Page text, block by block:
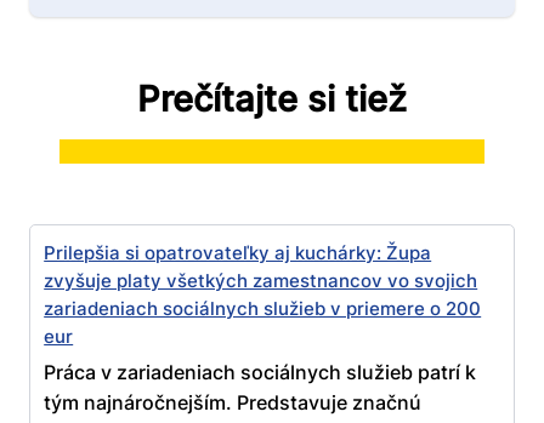
Prečítajte si tiež
Prilepšia si opatrovateľky aj kuchárky: Župa
zvyšuje platy všetkých zamestnancov vo svojich
zariadeniach sociálnych služieb v priemere o 200
eur
Práca v zariadeniach sociálnych služieb patrí k
tým najnáročnejším. Predstavuje značnú